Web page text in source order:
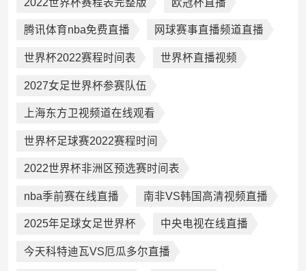
腾讯体育nba免费直播 网球赛事直播频道直播
世界杯2022赛程时间表 世界杯直播视频
2027女足世界杯参赛队伍
上海东方卫视频道在线观看
世界杯足球赛2022赛程时间
2022世界杯非洲区预选赛时间表
nba季前赛在线直播 南非VS韩国高清视频直播
2025年足球女足世界杯 中央电视在线直播
今天科特迪瓦VS厄瓜多尔直播